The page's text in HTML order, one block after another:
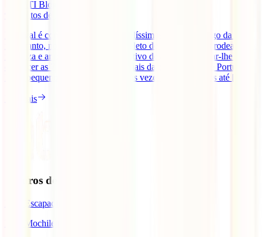
IATI Blog
minutos de leitura
Portugal é conhecido pelas suas belíssimas praias ao longo da costa,
no entanto, no seu interior, está repleto de praias fluviais rodeadas de
natureza e ar puro. Por isso, o objetivo deste é artigo é dar-lhe a
conhecer as 7 melhores praias fluviais da zona Centro de Portugal.
Estes pequenos paraísos, muitas das vezes desconhecidos até [...]
Ler mais
Seguros de Viagem
IATI Escapadinhas
IATI Mochileiro